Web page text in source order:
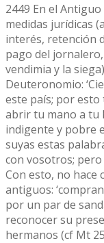
2449 En el
medidas jurídicas
interés, retención
pago del
vendimia y la
Deuteronomio:
este país; por esto
abrir tu mano a tu
indigente y pobre
suyas estas
con vosotros; pero
Con esto, no hace
antiguos:
por un par de
reconocer su
hermanos (cf Mt